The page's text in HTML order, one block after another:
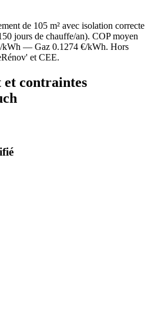
de 105 m² avec isolation correcte
jours de chauffe/an). COP moyen
kWh — Gaz 0.1274 €/kWh. Hors
et CEE.
et contraintes